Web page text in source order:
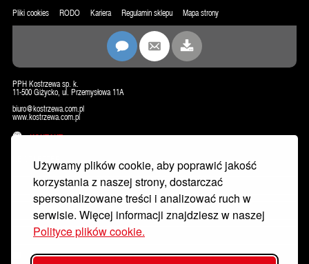
Używamy plików cookie, aby poprawić jakość
korzystania z naszej strony, dostarczać
spersonalizowane treści i analizować ruch w
serwisie. Więcej informacji znajdziesz w naszej
Polityce plików cookie.
Pliki cookies RODO Kariera Regulamin sklepu Mapa strony
PPH Kostrzewa sp. k.
11-500 Giżycko, ul. Przemysłowa 11A
biuro@kostrzewa.com.pl
www.kostrzewa.com.pl
KONTAKT
NEWSLETTER
Wyrażam zgodę na przetwarzanie moich danych osobowych w celu dostarczania mi newslettera, w tym informacji